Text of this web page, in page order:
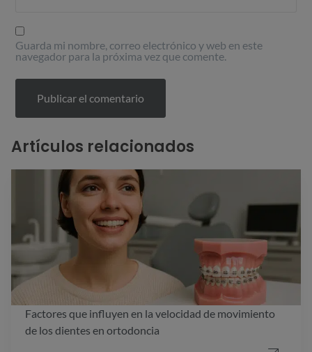
Guarda mi nombre, correo electrónico y web en este
navegador para la próxima vez que comente.
Artículos relacionados
Factores que influyen en la velocidad de movimiento
de los dientes en ortodoncia